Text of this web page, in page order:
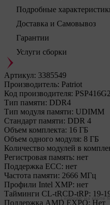
Подробные
Доставка и Самовывоз
Гарантии
Услуги сборки
Артикул: 3385549
Производитель: Patriot
Код производителя:
Тип памяти: DDR4
Тип модуля памяти: UDIMM
Стандарт памяти: DDR 4
Объем комплекта: 16 ГБ
Объем одного модуля: 8 ГБ
Количество модулей в
Регистровая память: нет
Поддержка ECC: нет
Частота памяти: 2666 МГц
Профили Intel XMP: нет
Тайминги CL-tRCD-tRP: 19-
Поддержка AMD EXPO: Нет
Legionpc на карте